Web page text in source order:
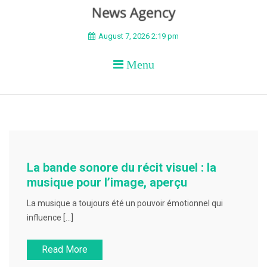
BEYOND APEX
August 7, 2026 2:19 pm
Menu
La bande sonore du récit visuel : la
musique pour l’image, aperçu
La musique a toujours été un pouvoir émotionnel qui
influence […]
Read More